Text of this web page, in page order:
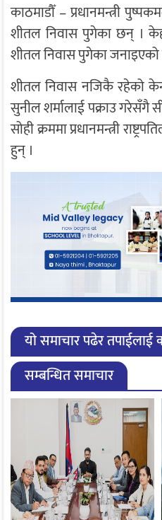
काठमाडौँ – प्रधानमन्त्री
शीतल निवास पुगेका छन् ।
शीतल निवास पुगेका
शीतल निवास नजिकै रहेको
सुनील शर्मालाई पक्राउ गरेसँगै
सोही क्रममा प्रधानमन्त्री
हुन् ।
यो समाचार पढेर
सम्बन्धित समाचार